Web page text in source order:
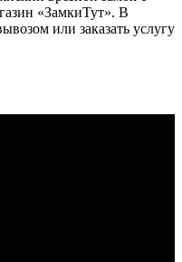
«ЗамкиТут». В
или заказать услугу